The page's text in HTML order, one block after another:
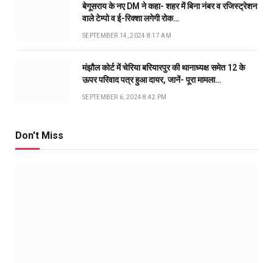
बेगूसराय के नए DM ने कहा- शहर में बिना नंबर व रजिस्ट्रेशन
वाले टेम्पो व ई-रिक्शा लगेगी रोक…
SEPTEMBER 14, 2024 8:17 AM
मंझौल कोर्ट में चेरिया बरियारपुर की थानाध्यक्ष समेत 12 के
ऊपर परिवाद पत्र हुआ दायर, जानें- पूरा मामला…
SEPTEMBER 6, 2024 8:42 PM
Don't Miss